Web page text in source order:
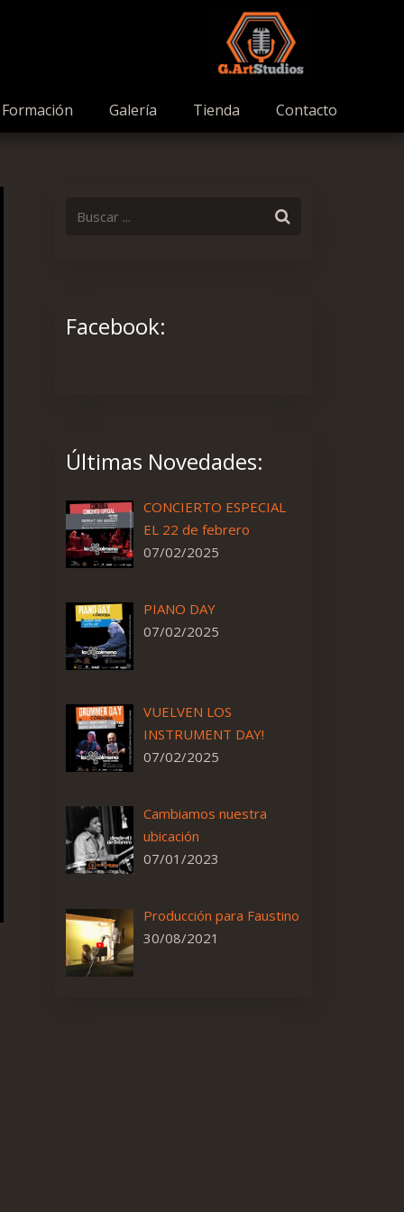
Formación Galería Tienda Contacto
Facebook:
Últimas Novedades:
CONCIERTO ESPECIAL
EL 22 de febrero
07/02/2025
PIANO DAY
07/02/2025
VUELVEN LOS
INSTRUMENT DAY!
07/02/2025
Cambiamos nuestra
ubicación
07/01/2023
Producción para Faustino
30/08/2021